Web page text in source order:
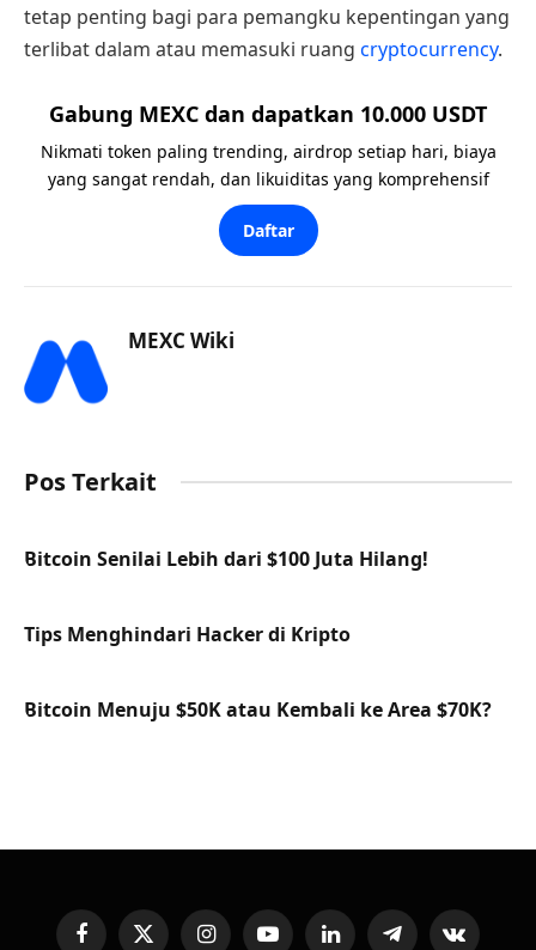
tetap penting bagi para pemangku kepentingan yang
terlibat dalam atau memasuki ruang cryptocurrency.
Gabung MEXC dan dapatkan 10.000 USDT
Nikmati token paling trending, airdrop setiap hari, biaya
yang sangat rendah, dan likuiditas yang komprehensif
Daftar
MEXC Wiki
Pos Terkait
Bitcoin Senilai Lebih dari $100 Juta Hilang!
Tips Menghindari Hacker di Kripto
Bitcoin Menuju $50K atau Kembali ke Area $70K?
FacebookX InstagramYouTubeLinkedInTelegramVKontakte